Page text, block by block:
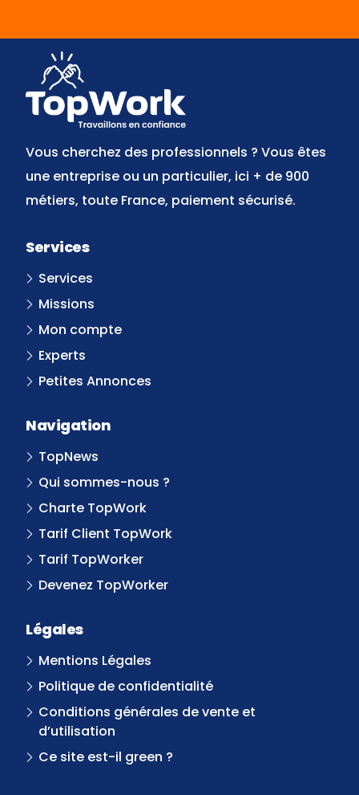
Vous cherchez des professionnels ? Vous êtes
une entreprise ou un particulier, ici + de 900
métiers, toute France, paiement sécurisé.
Services
Services
Missions
Mon compte
Experts
Petites Annonces
Navigation
TopNews
Qui sommes-nous ?
Charte TopWork
Tarif Client TopWork
Tarif TopWorker
Devenez TopWorker
Légales
Mentions Légales
Politique de confidentialité
Conditions générales de vente et
d’utilisation
Ce site est-il green ?